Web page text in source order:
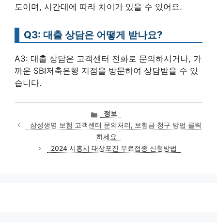
도이며, 시간대에 따라 차이가 있을 수 있어요.
Q3: 대출 상담은 어떻게 받나요?
A3: 대출 상담은 고객센터 전화로 문의하시거나, 가
까운 SBI저축은행 지점을 방문하여 상담받을 수 있
습니다.
카
테
고
리
정보
삼성생명 보험 고객센터 문의처리, 보험금 청구 방법 클릭
하세요
2024 시흥시 대상포진 무료접종 신청방법